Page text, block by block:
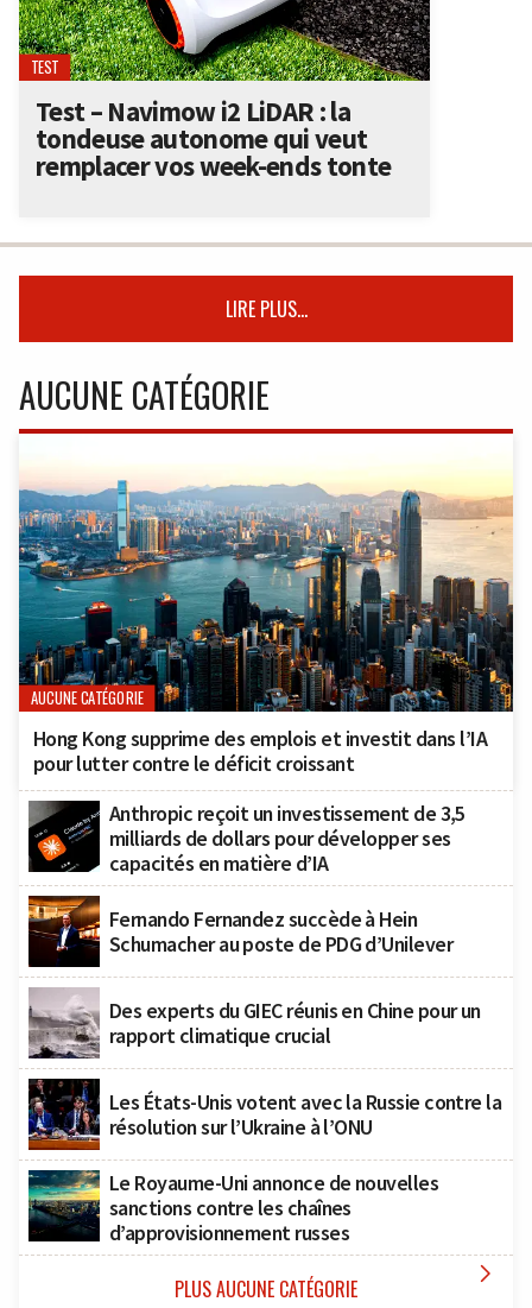
TEST
Test – Navimow i2 LiDAR : la
tondeuse autonome qui veut
remplacer vos week-ends tonte
LIRE PLUS...
AUCUNE CATÉGORIE
AUCUNE CATÉGORIE
Hong Kong supprime des emplois et investit dans l’IA
pour lutter contre le déficit croissant
Anthropic reçoit un investissement de 3,5
milliards de dollars pour développer ses
capacités en matière d’IA
Fernando Fernandez succède à Hein
Schumacher au poste de PDG d’Unilever
Des experts du GIEC réunis en Chine pour un
rapport climatique crucial
Les États-Unis votent avec la Russie contre la
résolution sur l’Ukraine à l’ONU
Le Royaume-Uni annonce de nouvelles
sanctions contre les chaînes
d’approvisionnement russes
PLUS AUCUNE CATÉGORIE 